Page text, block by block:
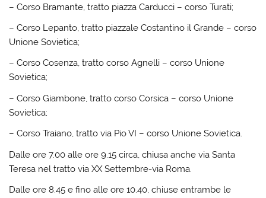
– Corso Bramante, tratto piazza Carducci – corso Turati;
– Corso Lepanto, tratto piazzale Costantino il Grande – corso
Unione Sovietica;
– Corso Cosenza, tratto corso Agnelli – corso Unione
Sovietica;
– Corso Giambone, tratto corso Corsica – corso Unione
Sovietica;
– Corso Traiano, tratto via Pio VI – corso Unione Sovietica.
Dalle ore 7.00 alle ore 9.15 circa, chiusa anche via Santa
Teresa nel tratto via XX Settembre-via Roma.
Dalle ore 8.45 e fino alle ore 10.40, chiuse entrambe le